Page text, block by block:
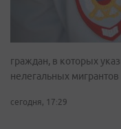
граждан, в которых
нелегальных мигрантов
сегодня, 17:29